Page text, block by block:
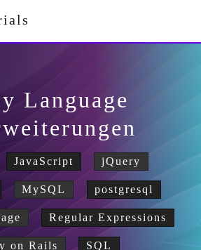
Language
JavaScript jQuery
MySQL postgresql
Regular Expressions
on Rails SQL